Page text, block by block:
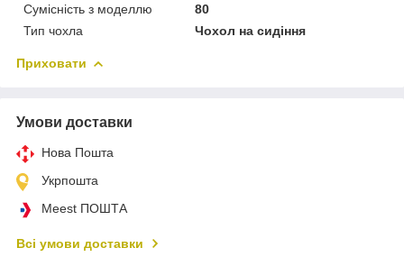
Сумісність з моделлю
80
Тип чохла
Чохол на сидіння
Приховати
Умови доставки
Нова Пошта
Укрпошта
Meest ПОШТА
Всі умови доставки